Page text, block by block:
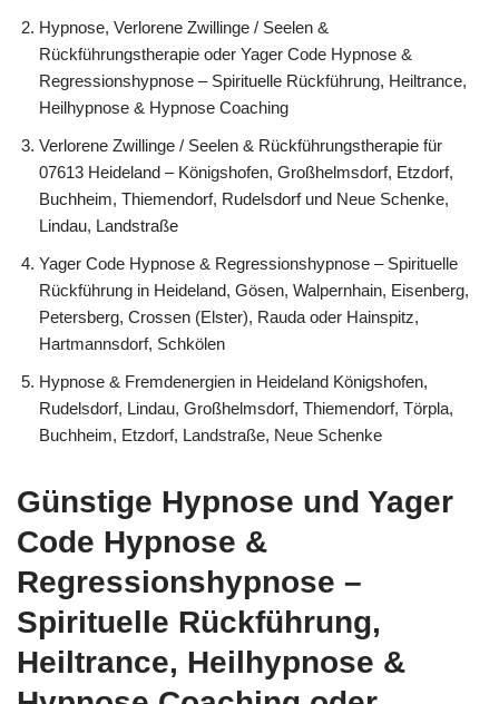
Hypnose, Verlorene Zwillinge / Seelen &
Rückführungstherapie oder Yager Code Hypnose &
Regressionshypnose – Spirituelle Rückführung, Heiltrance,
Heilhypnose & Hypnose Coaching
Verlorene Zwillinge / Seelen & Rückführungstherapie für
07613 Heideland – Königshofen, Großhelmsdorf, Etzdorf,
Buchheim, Thiemendorf, Rudelsdorf und Neue Schenke,
Lindau, Landstraße
Yager Code Hypnose & Regressionshypnose – Spirituelle
Rückführung in Heideland, Gösen, Walpernhain, Eisenberg,
Petersberg, Crossen (Elster), Rauda oder Hainspitz,
Hartmannsdorf, Schkölen
Hypnose & Fremdenergien in Heideland Königshofen,
Rudelsdorf, Lindau, Großhelmsdorf, Thiemendorf, Törpla,
Buchheim, Etzdorf, Landstraße, Neue Schenke
Günstige Hypnose und Yager
Code Hypnose &
Regressionshypnose –
Spirituelle Rückführung,
Heiltrance, Heilhypnose &